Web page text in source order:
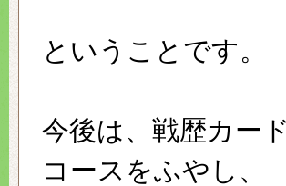
ということです。
今後は、戦歴カー
コースをふやし、